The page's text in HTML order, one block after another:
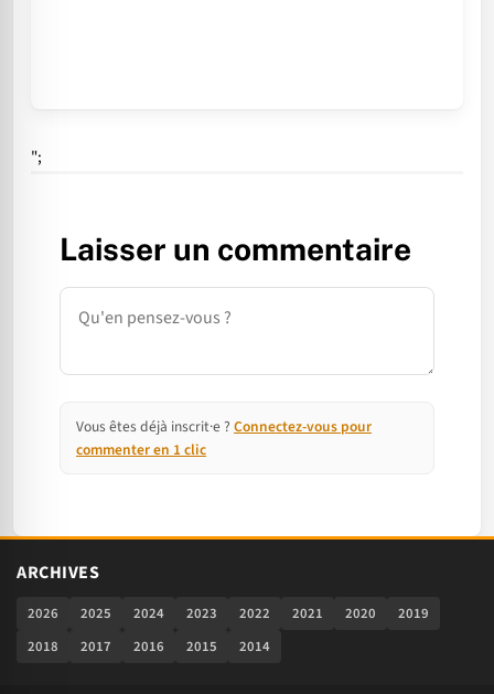
";
Laisser un commentaire
Commentaire
Vous êtes déjà inscrit·e ? Connectez-vous pour
commenter en 1 clic
ARCHIVES
2026 2025 2024 2023 2022 2021 2020
2019
2018
2017 2016 2015 2014